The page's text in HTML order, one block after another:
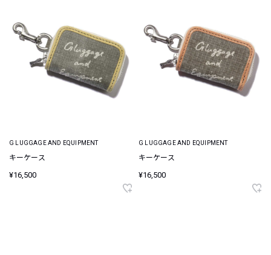
G LUGGAGE AND EQUIPMENT
キーケース
¥16,500
G LUGGAGE AND EQUIPMENT
キーケース
¥16,500